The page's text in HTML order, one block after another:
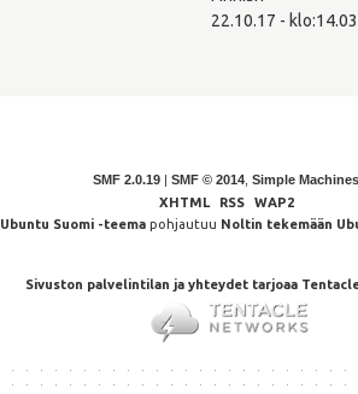
22.10.17 - klo:14.03
SMF 2.0.19 | SMF © 2014 Simple Machines
XHTML
RSS
WAP2
Ubuntu Suomi -teemapohjautuu Noltin tekemään
Sivuston palvelintilan ja yhteydet tarjoaa